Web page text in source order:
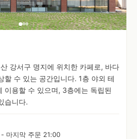
강서구 명지에 위치한 카페로, 바다
할 수 있는 공간입니다. 1층 야외 테
이용할 수 있으며, 3층에는 독립된
습니다.
마지막 주문 21:00